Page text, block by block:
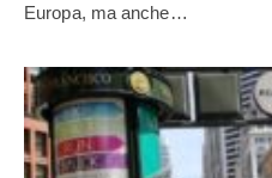
Europa, ma anche…